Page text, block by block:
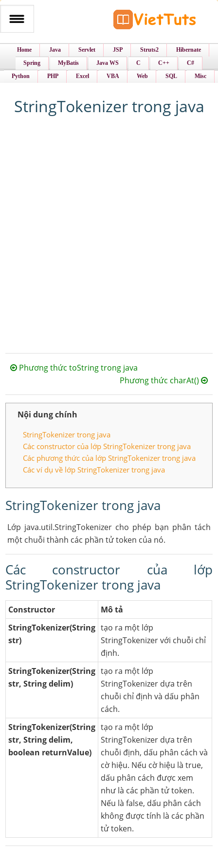
Home Java Servlet JSP Struts2
Hibernate
Spring
MyBatis Java WS C C++
C#
Python
PHP Excel VBA Web SQL Misc
StringTokenizer trong java
Phương thức toString trong java
Phương thức charAt()
Nội dung chính
StringTokenizer trong java
Các constructor của lớp StringTokenizer trong java
Các phương thức của lớp StringTokenizer trong java
Các ví dụ về lớp StringTokenizer trong java
StringTokenizer trong java
Lớp java.util.StringTokenizer cho phép bạn phân tách
một chuỗi thành các phần tử token của nó.
Các constructor của lớp
StringTokenizer trong java
Constructor
Mô tả
StringTokenizer(String
str)
tạo ra một lớp
StringTokenizer với chuỗi chỉ
định.
StringTokenizer(String
str, String delim)
tạo ra một lớp
StringTokenizer dựa trên
chuỗi chỉ định và dấu phân
cách.
StringTokenizer(String
str, String delim,
boolean returnValue)
tạo ra một lớp
StringTokenizer dựa trên
chuỗi định, dấu phân cách và
cờ hiệu. Nếu cờ hiệu là true,
dấu phân cách được xem
như là các phần tử token.
Nếu là false, dấu phân cách
không được tính là các phần
tử token.